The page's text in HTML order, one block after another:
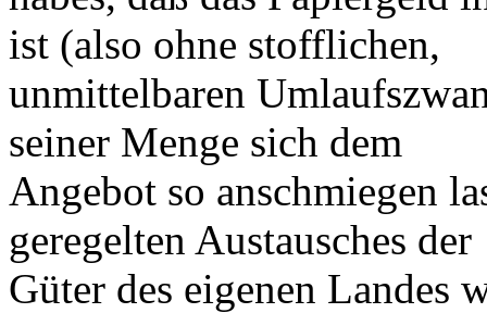
ist (also ohne stofflichen,
unmittelbaren
seiner Menge sich dem
Angebot so anschmiegen
geregelten Austausches der
Güter des eigenen Landes